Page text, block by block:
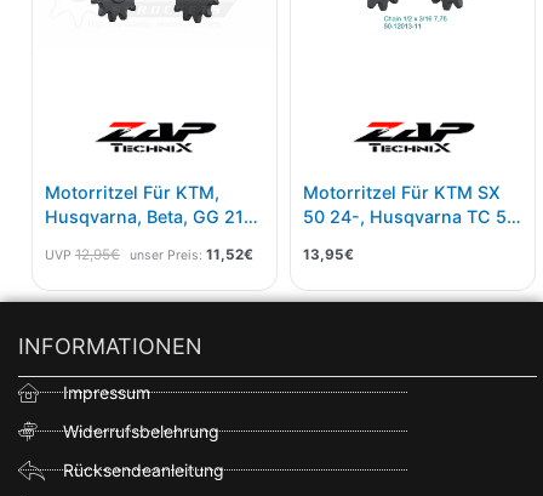
Motorritzel Für KTM,
Husqvarna, Beta, GG 21-
UVP 12,95€ unser Preis: 11,52€
Motorritzel Für KTM SX
50 24-, Husqvarna TC 50
13,95€
INFORMATIONEN
Impressum
Widerrufsbelehrung
Rücksendeanleitung